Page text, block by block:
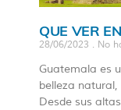
QUE VER
28/06/2023 No
Guatemala es
belleza
Desde sus